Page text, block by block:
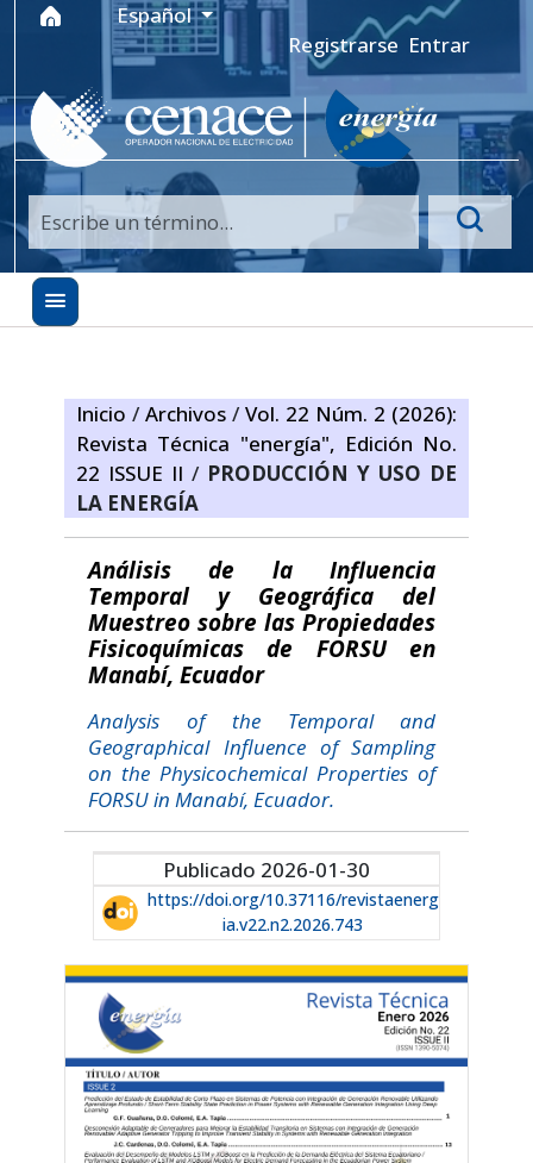
Ir al menú de navegación principal
Ir al contenido principal
Ir al pie de página del sitio
Idioma
Español
Registrarse Entrar
Inicio / Archivos / Vol. 22 Núm. 2 (2026):
Revista Técnica "energía", Edición No.
22 ISSUE II / PRODUCCIÓN Y USO DE
LA ENERGÍA
Análisis de la Influencia
Temporal y Geográfica del
Muestreo sobre las Propiedades
Fisicoquímicas de FORSU en
Manabí, Ecuador
Analysis of the Temporal and
Geographical Influence of Sampling
on the Physicochemical Properties of
FORSU in Manabí, Ecuador.
Publicado 2026-01-30
https://doi.org/10.37116/revistaenerg
ia.v22.n2.2026.743